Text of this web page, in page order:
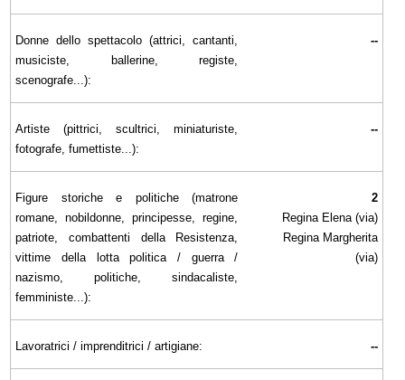
Donne dello spettacolo (attrici, cantanti,
musiciste, ballerine, registe,
scenografe...):
--
Artiste (pittrici, scultrici, miniaturiste,
fotografe, fumettiste...):
--
Figure storiche e politiche (matrone
romane, nobildonne, principesse, regine,
patriote, combattenti della Resistenza,
vittime della lotta politica / guerra /
nazismo, politiche, sindacaliste,
femministe...):
2
Regina Elena (via)
Regina Margherita
(via)
Lavoratrici / imprenditrici / artigiane: --